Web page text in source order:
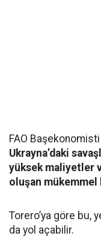
FAO
Ukrayna’daki
yüksek maliyetler
oluşan mükemmel
Torero’ya göre bu,
da yol açabilir.